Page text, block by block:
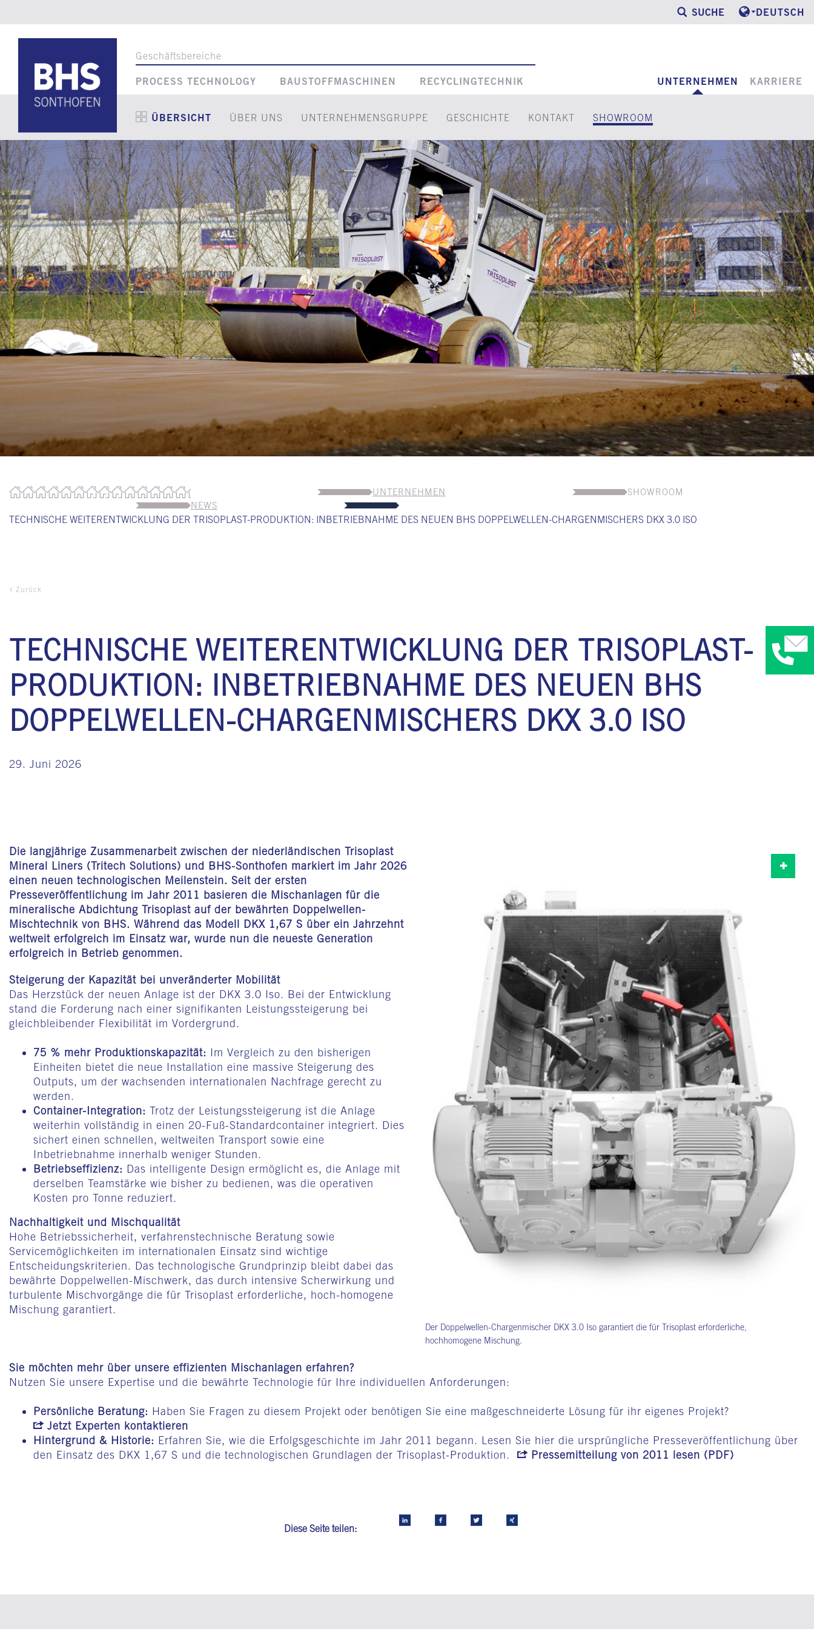
SUCHE DEUTSCH
Geschäftsbereiche
PROCESS TECHNOLOGY BAUSTOFFMASCHINEN RECYCLINGTECHNIK UNTERNEHMEN KARRIERE
ÜBERSICHT ÜBER UNS UNTERNEHMENSGRUPPE GESCHICHTE KONTAKT SHOWROOM
UNTERNEHMEN
SHOWROOM
NEWS
TECHNISCHE WEITERENTWICKLUNG DER TRISOPLAST-PRODUKTION: INBETRIEBNAHME DES NEUEN BHS DOPPELWELLEN-CHARGENMISCHERS DKX 3.0 ISO
Zurück
TECHNISCHE WEITERENTWICKLUNG DER TRISOPLAST-
PRODUKTION: INBETRIEBNAHME DES NEUEN BHS
DOPPELWELLEN-CHARGENMISCHERS DKX 3.0 ISO
29. Juni 2026
Der Doppelwellen-Chargenmischer DKX 3.0 Iso garantiert die für Trisoplast erforderliche,
hochhomogene Mischung.
Die langjährige Zusammenarbeit zwischen der niederländischen Trisoplast
Mineral Liners (Tritech Solutions) und BHS-Sonthofen markiert im Jahr 2026
einen neuen technologischen Meilenstein. Seit der ersten
Presseveröffentlichung im Jahr 2011 basieren die Mischanlagen für die
mineralische Abdichtung Trisoplast auf der bewährten Doppelwellen-
Mischtechnik von BHS. Während das Modell DKX 1,67 S über ein Jahrzehnt
weltweit erfolgreich im Einsatz war, wurde nun die neueste Generation
erfolgreich in Betrieb genommen.
Steigerung der Kapazität bei unveränderter Mobilität
Das Herzstück der neuen Anlage ist der DKX 3.0 Iso. Bei der Entwicklung
stand die Forderung nach einer signifikanten Leistungssteigerung bei
gleichbleibender Flexibilität im Vordergrund.
75 % mehr Produktionskapazität: Im Vergleich zu den bisherigen
Einheiten bietet die neue Installation eine massive Steigerung des
Outputs, um der wachsenden internationalen Nachfrage gerecht zu
werden.
Container-Integration: Trotz der Leistungssteigerung ist die Anlage
weiterhin vollständig in einen 20-Fuß-Standardcontainer integriert. Dies
sichert einen schnellen, weltweiten Transport sowie eine
Inbetriebnahme innerhalb weniger Stunden.
Betriebseffizienz: Das intelligente Design ermöglicht es, die Anlage mit
derselben Teamstärke wie bisher zu bedienen, was die operativen
Kosten pro Tonne reduziert.
Nachhaltigkeit und Mischqualität
Hohe Betriebssicherheit, verfahrenstechnische Beratung sowie
Servicemöglichkeiten im internationalen Einsatz sind wichtige
Entscheidungskriterien. Das technologische Grundprinzip bleibt dabei das
bewährte Doppelwellen-Mischwerk, das durch intensive Scherwirkung und
turbulente Mischvorgänge die für Trisoplast erforderliche, hoch-homogene
Mischung garantiert.
Sie möchten mehr über unsere effizienten Mischanlagen erfahren?
Nutzen Sie unsere Expertise und die bewährte Technologie für Ihre individuellen Anforderungen:
Persönliche Beratung: Haben Sie Fragen zu diesem Projekt oder benötigen Sie eine maßgeschneiderte Lösung für ihr eigenes Projekt?
Jetzt Experten kontaktieren
Hintergrund & Historie: Erfahren Sie, wie die Erfolgsgeschichte im Jahr 2011 begann. Lesen Sie hier die ursprüngliche Presseveröffentlichung über
den Einsatz des DKX 1,67 S und die technologischen Grundlagen der Trisoplast-Produktion.
Pressemitteilung von 2011 lesen (PDF)
Diese Seite teilen: